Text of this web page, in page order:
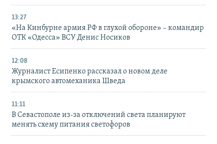
13:27
«На Кинбурне армия РФ в глухой обороне» – командир
ОТК «Одесса» ВСУ Денис Носиков
12:08
Журналист Есипенко рассказал о новом деле
крымского автомеханика Шведа
11:11
В Севастополе из-за отключений света планируют
менять схему питания светофоров